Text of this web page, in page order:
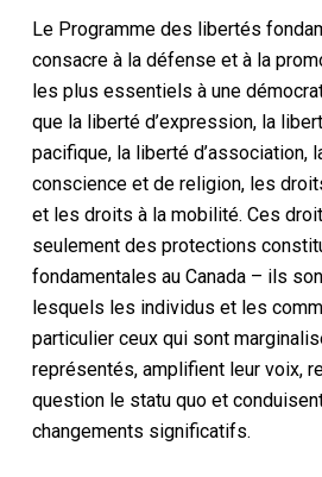
Le Programme des libertés
consacre à la défense et à la
les plus essentiels à une
que la liberté d’expression, la
pacifique, la liberté d’association,
conscience et de religion, les
et les droits à la mobilité. Ces
seulement des protections
fondamentales au Canada – ils
lesquels les individus et les
particulier ceux qui sont
représentés, amplifient leur voix,
question le statu quo et
changements significatifs.